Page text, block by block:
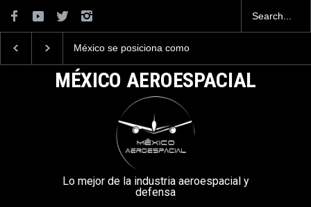
México se posiciona como
aeroespacial del mundo, al
superar los 13,600 millones
de dólares en exportaciones
La industria naval mexicana
la Armada de México
MÉXICO AEROESPACIAL
Lo mejor de la industria aeroespacial y
defensa